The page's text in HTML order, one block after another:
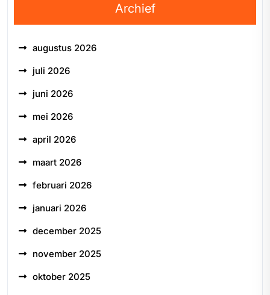
Archief
augustus 2026
juli 2026
juni 2026
mei 2026
april 2026
maart 2026
februari 2026
januari 2026
december 2025
november 2025
oktober 2025